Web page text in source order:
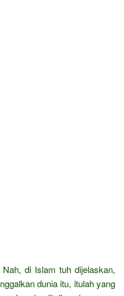
di Islam tuh dijelaskan,
dunia itu, itulah yang